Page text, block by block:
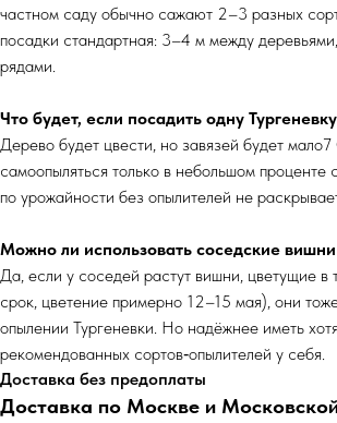
частном саду обычно сажают 2–3 разных
посадки стандартная: 3–4 м между
рядами.
Что будет, если посадить одну
Дерево будет цвести, но завязей будет
самоопыляться только в небольшом проценте
по урожайности без опылителей не
Можно ли использовать соседские
Да, если у соседей растут вишни, цветущие в
срок, цветение примерно 12–15 мая), они
опылении Тургеневки. Но надёжнее иметь
рекомендованных сортов‑опылителей у себя.
Доставка без предоплаты
Доставка по Москве и